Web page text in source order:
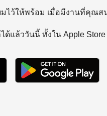
ไว้ให้พร้อม เมื่อมีงานที่คุณส
ด้แล้ววันนี้ ทั้งใน Apple